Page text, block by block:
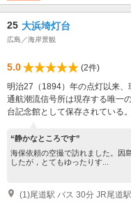
25 大浜埼灯台
広島／海岸景観
5.0
(2件)
明治27（1894）年の点灯以来
通航潮流信号所は現存する唯一
台記念館として保存されている
“静かなところです”
海保依頼の空撮で訪れました。因
したが，とてもゆったりす...